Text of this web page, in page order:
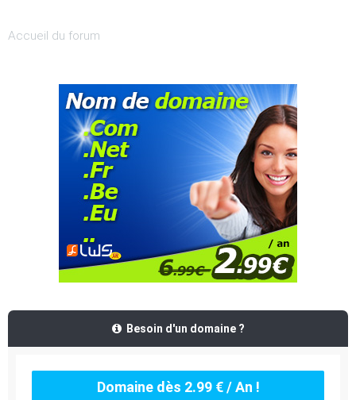
Accueil du forum
Besoin d'un domaine ?
Domaine dès 2.99 € / An !